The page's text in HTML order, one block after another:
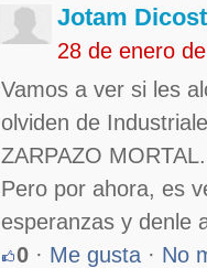
Jotam
28 de enero
Vamos a ver si les
olviden de
ZARPAZO
Pero por ahora, es
esperanzas y denle
0 · Me gusta · No